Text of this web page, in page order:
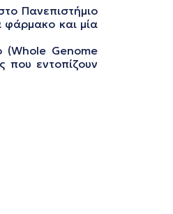
Πανεπιστήμιο
φάρμακο και μία
(Whole Genome
που εντοπίζουν